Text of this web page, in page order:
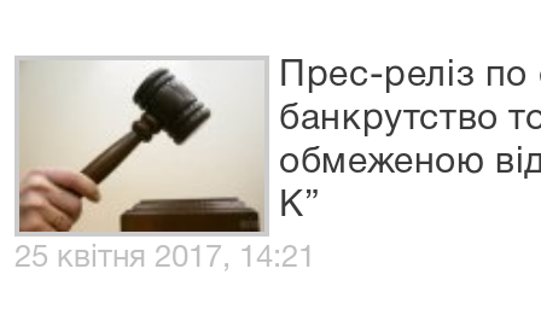
Прес-реліз
банкрутство
обмеженою
К”
25 квітня 2017, 14:21